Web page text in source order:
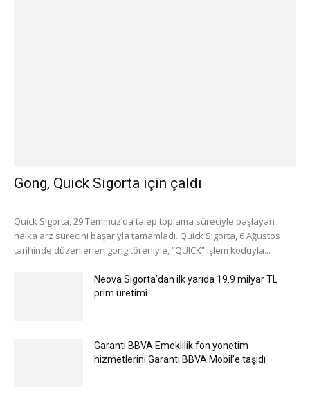
Gong, Quick Sigorta için çaldı
Quick Sigorta, 29 Temmuz’da talep toplama süreciyle başlayan
halka arz sürecini başarıyla tamamladı. Quick Sigorta, 6 Ağustos
tarihinde düzenlenen gong töreniyle, “QUICK” işlem koduyla...
Neova Sigorta’dan ilk yarıda 19.9 milyar TL
prim üretimi
Garanti BBVA Emeklilik fon yönetim
hizmetlerini Garanti BBVA Mobil’e taşıdı